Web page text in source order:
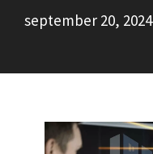
september 20, 2024